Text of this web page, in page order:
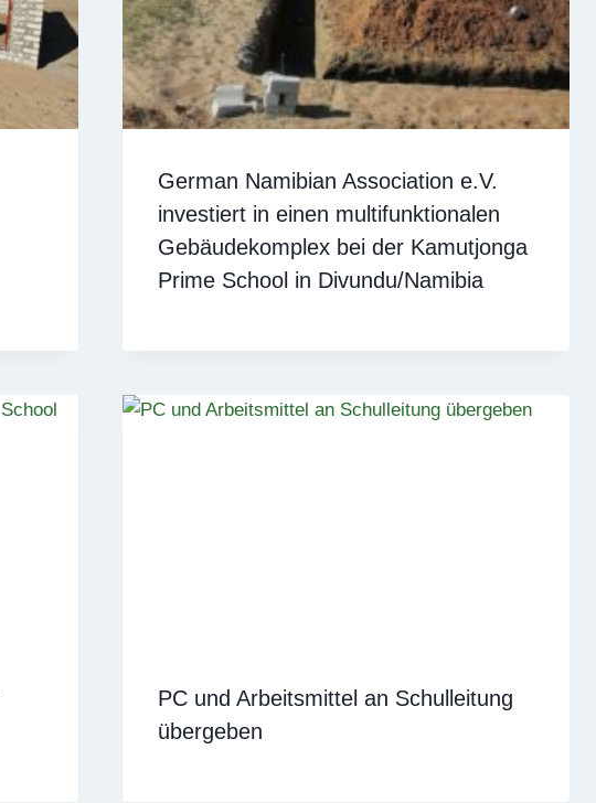
German Namibian Association e.V.
investiert in einen multifunktionalen
Gebäudekomplex bei der Kamutjonga
Prime School in Divundu/Namibia
PC und Arbeitsmittel an Schulleitung
übergeben